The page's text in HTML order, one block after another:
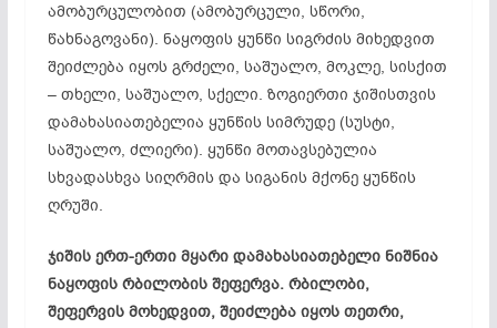
ამობურცულობით (ამობურცული, სწორი,
წახნაგოვანი). ნაყოფის ყუნწი სიგრძის მიხედვით
შეიძლება იყოს გრძელი, საშუალო, მოკლე, სისქით
– თხელი, საშუალო, სქელი. ზოგიერთი ჯიშისთვის
დამახასიათებელია ყუნწის სიმრუდე (სუსტი,
საშუალო, ძლიერი). ყუნწი მოთავსებულია
სხვადასხვა სიღრმის და სიგანის მქონე ყუნწის
ღრუში.
ჯიშის ერთ-ერთი მყარი დამახასიათებელი ნიშნია
ნაყოფის რბილობის შეფერვა. რბილობი,
შეფერვის მოხედვით, შეიძლება იყოს თეთრი,